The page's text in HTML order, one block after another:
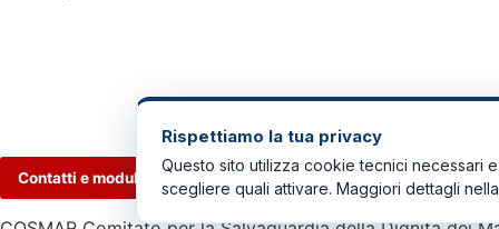
Contatti e modulo →
Rispettiamo la tua privacy
Questo sito utilizza cookie tecnici necessari
scegliere quali attivare. Maggiori dettagli nella